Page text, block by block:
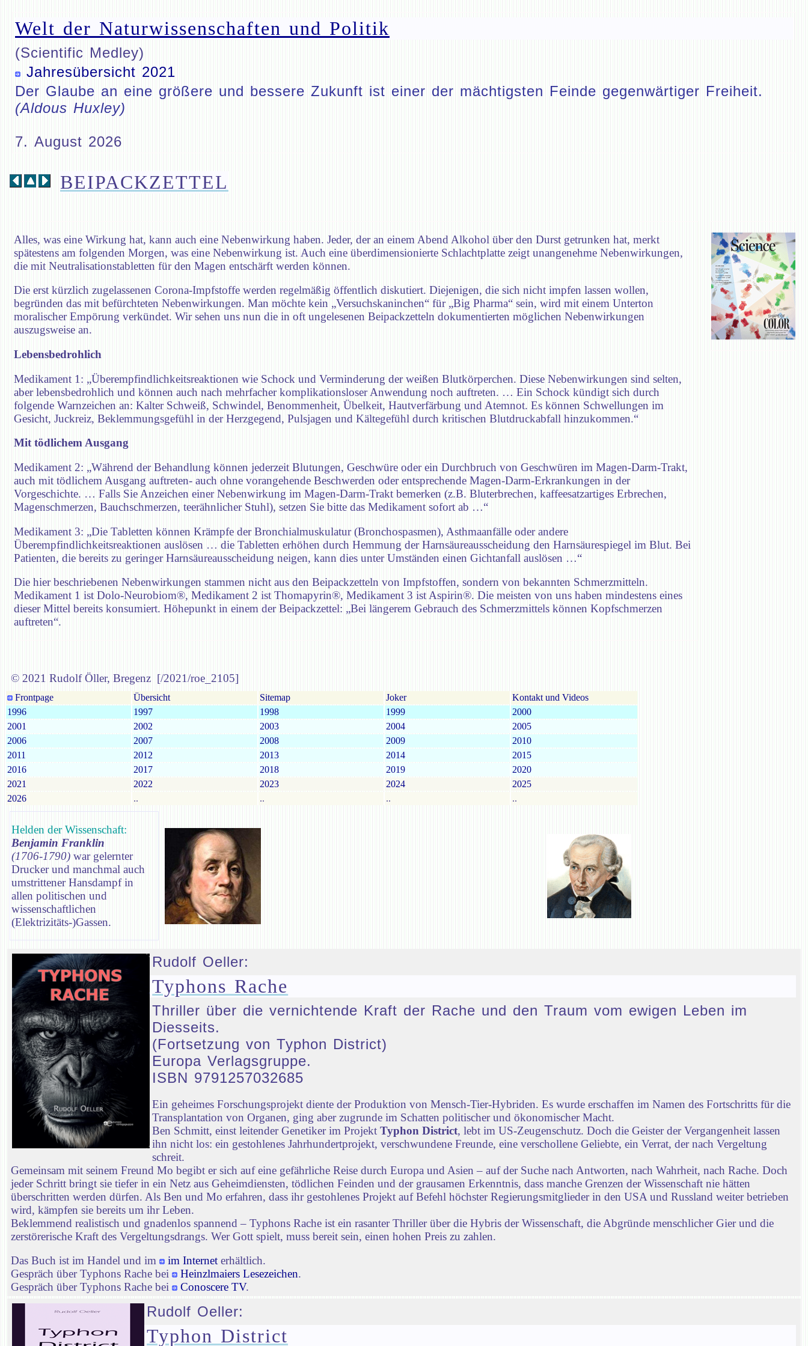
Welt der Naturwissenschaften und Politik
(Scientific Medley)
Jahresübersicht 2021
Der Glaube an eine größere und bessere Zukunft ist einer der mächtigsten Feinde gegenwärtiger Freiheit.
(Aldous Huxley)
7. August 2026
BEIPACKZETTEL
Alles, was eine Wirkung hat, kann auch eine Nebenwirkung haben. Jeder, der an einem Abend Alkohol über den Durst getrunken hat, merkt
spätestens am folgenden Morgen, was eine Nebenwirkung ist. Auch eine überdimensionierte Schlachtplatte zeigt unangenehme Nebenwirkungen,
die mit Neutralisationstabletten für den Magen entschärft werden können.
Die erst kürzlich zugelassenen Corona-Impfstoffe werden regelmäßig öffentlich diskutiert. Diejenigen, die sich nicht impfen lassen wollen,
begründen das mit befürchteten Nebenwirkungen. Man möchte kein „Versuchskaninchen“ für „Big Pharma“ sein, wird mit einem Unterton
moralischer Empörung verkündet. Wir sehen uns nun die in oft ungelesenen Beipackzetteln dokumentierten möglichen Nebenwirkungen
auszugsweise an.
Lebensbedrohlich
Medikament 1: „Überempfindlichkeitsreaktionen wie Schock und Verminderung der weißen Blutkörperchen. Diese Nebenwirkungen sind selten,
aber lebensbedrohlich und können auch nach mehrfacher komplikationsloser Anwendung noch auftreten. … Ein Schock kündigt sich durch
folgende Warnzeichen an: Kalter Schweiß, Schwindel, Benommenheit, Übelkeit, Hautverfärbung und Atemnot. Es können Schwellungen im
Gesicht, Juckreiz, Beklemmungsgefühl in der Herzgegend, Pulsjagen und Kältegefühl durch kritischen Blutdruckabfall hinzukommen.“
Mit tödlichem Ausgang
Medikament 2: „Während der Behandlung können jederzeit Blutungen, Geschwüre oder ein Durchbruch von Geschwüren im Magen-Darm-Trakt,
auch mit tödlichem Ausgang auftreten- auch ohne vorangehende Beschwerden oder entsprechende Magen-Darm-Erkrankungen in der
Vorgeschichte. … Falls Sie Anzeichen einer Nebenwirkung im Magen-Darm-Trakt bemerken (z.B. Bluterbrechen, kaffeesatzartiges Erbrechen,
Magenschmerzen, Bauchschmerzen, teerähnlicher Stuhl), setzen Sie bitte das Medikament sofort ab …“
Medikament 3: „Die Tabletten können Krämpfe der Bronchialmuskulatur (Bronchospasmen), Asthmaanfälle oder andere
Überempfindlichkeitsreaktionen auslösen … die Tabletten erhöhen durch Hemmung der Harnsäureausscheidung den Harnsäurespiegel im Blut. Bei
Patienten, die bereits zu geringer Harnsäureausscheidung neigen, kann dies unter Umständen einen Gichtanfall auslösen …“
Die hier beschriebenen Nebenwirkungen stammen nicht aus den Beipackzetteln von Impfstoffen, sondern von bekannten Schmerzmitteln.
Medikament 1 ist Dolo-Neurobiom®, Medikament 2 ist Thomapyrin®, Medikament 3 ist Aspirin®. Die meisten von uns haben mindestens eines
dieser Mittel bereits konsumiert. Höhepunkt in einem der Beipackzettel: „Bei längerem Gebrauch des Schmerzmittels können Kopfschmerzen
auftreten“.
© 2021 Rudolf Öller, Bregenz [/2021/roe_2105]
Frontpage Übersicht Sitemap Joker
Kontakt und Videos
1996
1997 1998 1999
2000
2001
2002 2003 2004
2005
2006
2007 2008 2009
2010
2011
2012 2013 2014
2015
2016
2017 2018 2019
2020
2021
2022 2023 2024
2025
2026
.. .. .. ..
Helden der Wissenschaft:
Benjamin Franklin
(1706-1790) war gelernter
Drucker und manchmal auch
umstrittener Hansdampf in
allen politischen und
wissenschaftlichen
(Elektrizitäts-)Gassen.
Rudolf Oeller:
Typhons Rache
Thriller über die vernichtende Kraft der Rache und den Traum vom ewigen Leben im
Diesseits.
(Fortsetzung von Typhon District)
Europa Verlagsgruppe.
ISBN 9791257032685
Ein geheimes Forschungsprojekt diente der Produktion von Mensch-Tier-Hybriden. Es wurde erschaffen im Namen des Fortschritts für die
Transplantation von Organen, ging aber zugrunde im Schatten politischer und ökonomischer Macht.
Ben Schmitt, einst leitender Genetiker im ProjektTyphon District, lebt im US-Zeugenschutz. Doch die Geister der Vergangenheit lassen
ihn nicht los: ein gestohlenes Jahrhundertprojekt, verschwundene Freunde, eine verschollene Geliebte, ein Verrat, der nach Vergeltung
schreit.
Gemeinsam mit seinem Freund Mo begibt er sich auf eine gefährliche Reise durch Europa und Asien – auf der Suche nach Antworten, nach Wahrheit, nach Rache. Doch
jeder Schritt bringt sie tiefer in ein Netz aus Geheimdiensten, tödlichen Feinden und der grausamen Erkenntnis, dass manche Grenzen der Wissenschaft nie hätten
überschritten werden dürfen. Als Ben und Mo erfahren, dass ihr gestohlenes Projekt auf Befehl höchster Regierungsmitglieder in den USA und Russland weiter betrieben
wird, kämpfen sie bereits um ihr Leben.
Beklemmend realistisch und gnadenlos spannend – Typhons Rache ist ein rasanter Thriller über die Hybris der Wissenschaft, die Abgründe menschlicher Gier und die
zerstörerische Kraft des Vergeltungsdrangs. Wer Gott spielt, muss bereit sein, einen hohen Preis zu zahlen.
Das Buch ist im Handel und im
im Internet erhältlich.
Gespräch über Typhons Rache bei
Heinzlmaiers Lesezeichen.
Gespräch über Typhons Rache bei
Conoscere TV.
Rudolf Oeller:
Typhon District